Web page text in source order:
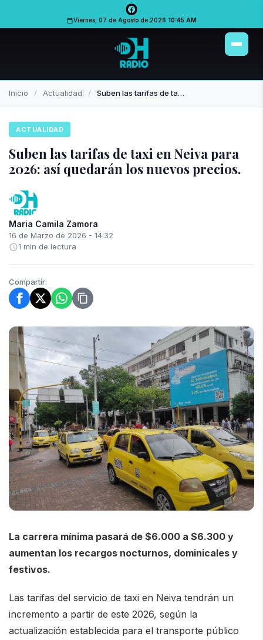
Viernes, 07 de Agosto de 2026 10:45 AM
Inicio Actualidad Suben las tarifas de taxi en Neiva para 2026: así quedarán los nuevos precios.
ACTUALIDAD
Suben las tarifas de taxi en Neiva para
2026: así quedarán los nuevos precios.
Maria Camila Zamora
16 de Marzo de 2026 - 14:32
1 min de lectura
Compartir:
La carrera mínima pasará de $6.000 a $6.300 y
aumentan los recargos nocturnos, dominicales y
festivos.
Las tarifas del servicio de taxi en Neiva tendrán un
incremento a partir de este 2026, según la
actualización establecida para el transporte público